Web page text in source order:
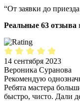
“От заявки до
Реальные 63 отзыва
14 сентября 2023
Вероника Суранова
Рекомендую
Ребята мастера
быстро, чисто. Дали